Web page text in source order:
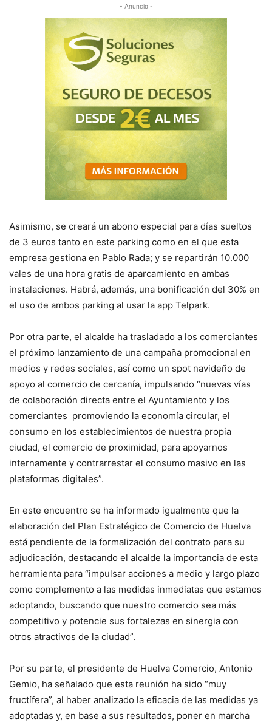
- Anuncio -
Asimismo, se creará un abono especial para días sueltos
de 3 euros tanto en este parking como en el que esta
empresa gestiona en Pablo Rada; y se repartirán 10.000
vales de una hora gratis de aparcamiento en ambas
instalaciones. Habrá, además, una bonificación del 30% en
el uso de ambos parking al usar la app Telpark.
Por otra parte, el alcalde ha trasladado a los comerciantes
el próximo lanzamiento de una campaña promocional en
medios y redes sociales, así como un spot navideño de
apoyo al comercio de cercanía, impulsando “nuevas vías
de colaboración directa entre el Ayuntamiento y los
comerciantes promoviendo la economía circular, el
consumo en los establecimientos de nuestra propia
ciudad, el comercio de proximidad, para apoyarnos
internamente y contrarrestar el consumo masivo en las
plataformas digitales”.
En este encuentro se ha informado igualmente que la
elaboración del Plan Estratégico de Comercio de Huelva
está pendiente de la formalización del contrato para su
adjudicación, destacando el alcalde la importancia de esta
herramienta para “impulsar acciones a medio y largo plazo
como complemento a las medidas inmediatas que estamos
adoptando, buscando que nuestro comercio sea más
competitivo y potencie sus fortalezas en sinergia con
otros atractivos de la ciudad”.
Por su parte, el presidente de Huelva Comercio, Antonio
Gemio, ha señalado que esta reunión ha sido “muy
fructífera”, al haber analizado la eficacia de las medidas ya
adoptadas y, en base a sus resultados, poner en marcha